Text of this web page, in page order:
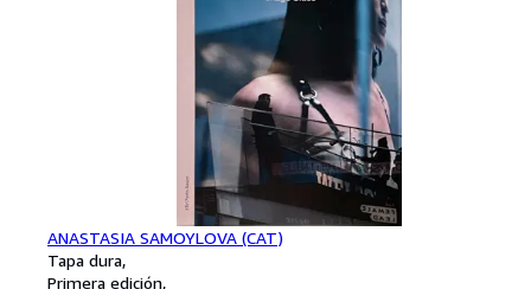
ANASTASIA SAMOYLOVA (CAT)
Tapa dura
Primera edición